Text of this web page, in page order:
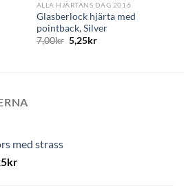
ALLA HJÄRTANS DAG 2016
Glasberlock hjärta med
pointback, Silver
7,00kr 5,25kr
med strass
kr